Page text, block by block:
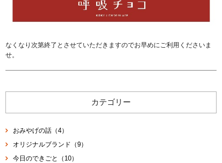
なくなり次第終了とさせていただきますのでお早めにご利用くださいま
せ。
カテゴリー
おみやげの話（4）
オリジナルブランド（9）
今日のできごと（10）